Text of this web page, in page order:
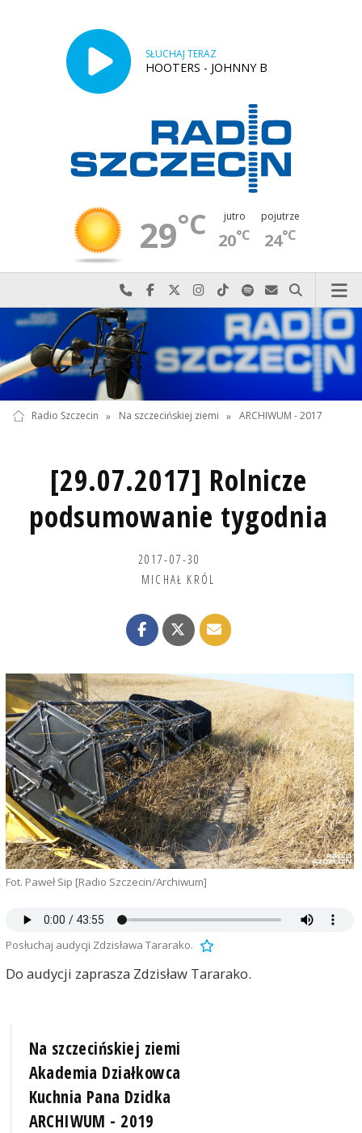
SŁUCHAJ TERAZ
HOOTERS - JOHNNY B
29°C jutro
20°C
pojutrze
24°C
Najlepiej po prostu do nas zadzwoń
Odwiedź nas na Facebook-u
Odwiedź nas na X
Odwiedź nas na Instagram-ie
Odwiedź nas na TikTok-u
Szukaj nas na Spotify
Wyślij do nas
Szukaj
Radio Szczecin » Na szczecińskiej ziemi » ARCHIWUM - 2017
[29.07.2017] Rolnicze
podsumowanie tygodnia
2017-07-30
MICHAŁ KRÓL
Fot. Paweł Sip [Radio Szczecin/Archiwum]
Posłuchaj audycji Zdzisława Tararako.
Do audycji zaprasza Zdzisław Tararako.
Na szczecińskiej ziemi
Akademia Działkowca
Kuchnia Pana Dzidka
ARCHIWUM - 2019